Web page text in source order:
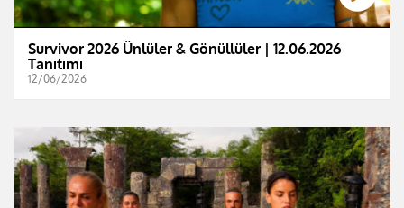
Survivor 2026 Ünlüler & Gönüllüler | 12.06.2026
Tanıtımı
12/06/2026